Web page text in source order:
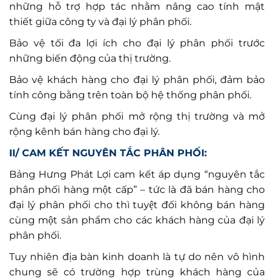
những hỗ trợ hợp tác nhằm nâng cao tính mật
thiết giữa công ty và đại lý phân phối.
Bảo vệ tối đa lợi ích cho đại lý phân phối trước
những biến động của thị trường.
Bảo vệ khách hàng cho đại lý phân phối, đảm bảo
tính công bằng trên toàn bộ hệ thống phân phối.
Cùng đại lý phân phối mở rộng thị trường và mở
rộng kênh bán hàng cho đại lý.
II/ CAM KẾT NGUYÊN TẮC PHÂN PHỐI:
Bảng Hưng Phát Lợi cam kết áp dụng “nguyên tắc
phân phối hàng một cấp” – tức là đã bán hàng cho
đại lý phân phối cho thì tuyệt đối không bán hàng
cùng một sản phẩm cho các khách hàng của đại lý
phân phối.
Tuy nhiên địa bàn kinh doanh là tự do nên vô hình
chung sẽ có trường hợp trùng khách hàng của